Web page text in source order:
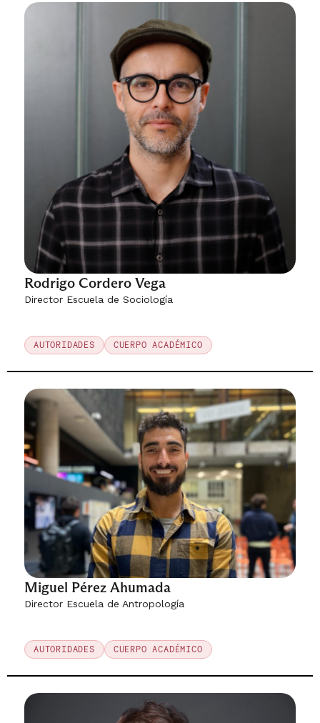
Rodrigo Cordero Vega
Director Escuela de Sociología
AUTORIDADES CUERPO ACADÉMICO
Miguel Pérez Ahumada
Director Escuela de Antropología
AUTORIDADES CUERPO ACADÉMICO